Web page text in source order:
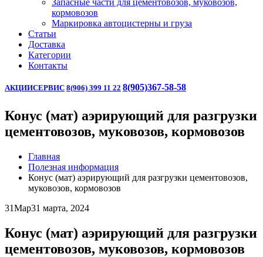
Запасные части для цементовозов, муковозов,
кормовозов
Маркировка автоцистерны и груза
Статьи
Доставка
Категории
Контакты
АКЦИИСЕРВИС 8(906) 399 11 22 8(905)367-58-58
Конус (мат) аэрирующий для разгрузки
цементовозов, муковозов, кормовозов
Главная
Полезная информация
Конус (мат) аэрирующий для разгрузки цементовозов,
муковозов, кормовозов
31Мар31 марта, 2024
Конус (мат) аэрирующий для разгрузки
цементовозов, муковозов, кормовозов